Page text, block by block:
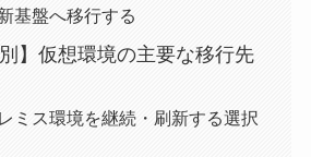
基盤へ移行する
別】仮想環境の主要な移行先
ミス環境を継続・刷新する選択